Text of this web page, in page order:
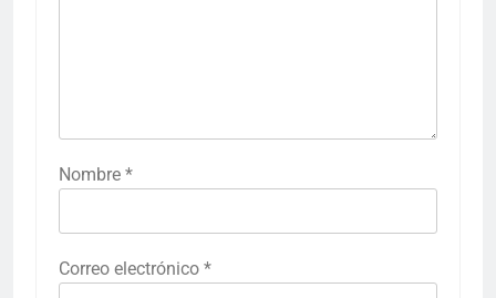
Nombre *
Correo electrónico *